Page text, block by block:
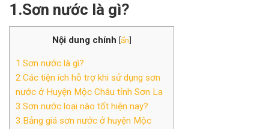
1.Sơn nước là gì?
Nội dung chính [ẩn]
1.Sơn nước là gì?
2.Các tiện ích hỗ trợ khi sử dụng sơn
nước ở Huyện Mộc Châu tỉnh Sơn La
3.Sơn nước loại nào tốt hiện nay?
3.Bảng giá sơn nước ở huyện Mộc